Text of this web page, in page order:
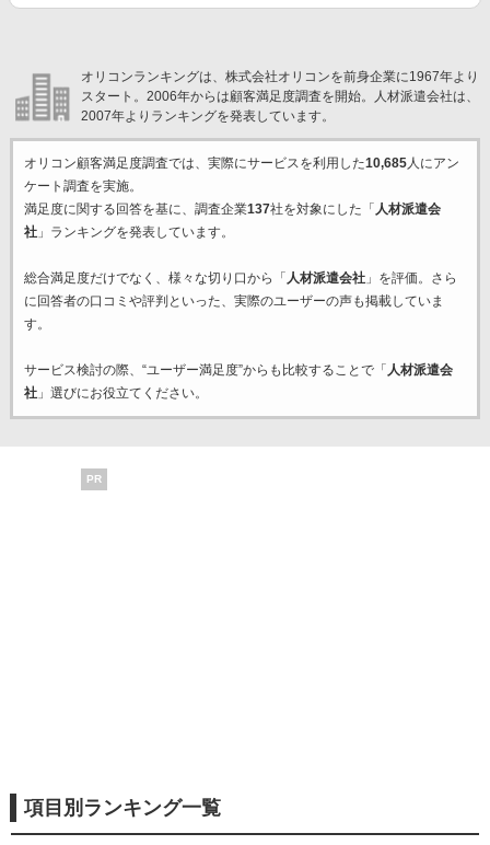
オリコンランキングは、株式会社オリコンを前身企業に1967年より
スタート。2006年からは顧客満足度調査を開始。人材派遣会社は、
2007年よりランキングを発表しています。
オリコン顧客満足度調査では、実際にサービスを利用した10,685人にアン
ケート調査を実施。
満足度に関する回答を基に、調査企業137社を対象にした「 人材派遣会
社」ランキングを発表しています。
総合満足度だけでなく、様々な切り口から「 人材派遣会社」を評価。さら
に回答者の口コミや評判といった、実際のユーザーの声も掲載していま
す。
サービス検討の際、“ユーザー満足度”からも比較することで「 人材派遣会
社」選びにお役立てください。
PR
項目別ランキング一覧